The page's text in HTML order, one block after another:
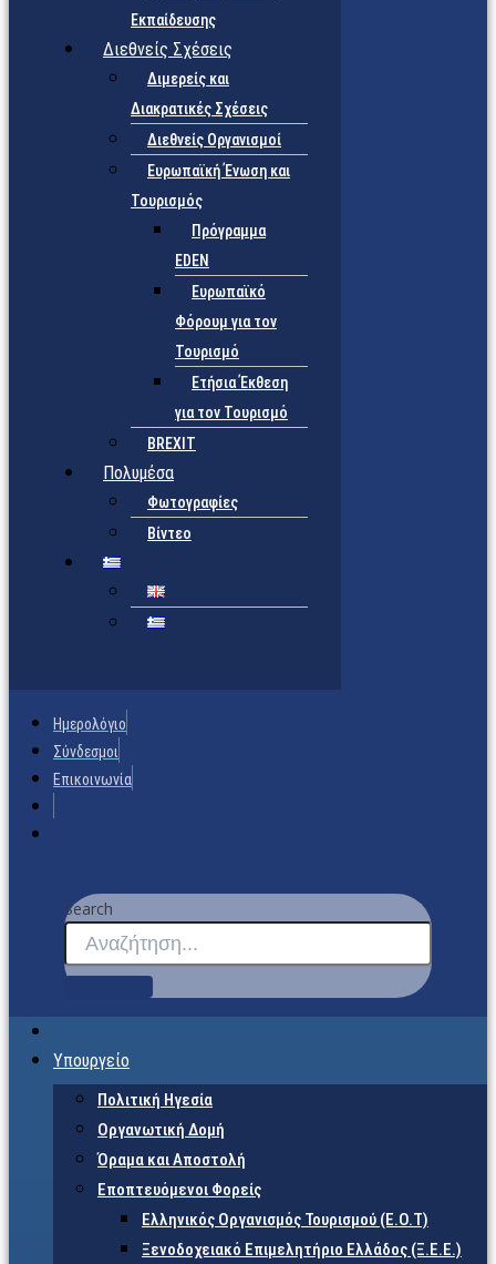
Εκπαίδευσης
Διεθνείς Σχέσεις
Διμερείς και
Διακρατικές Σχέσεις
Διεθνείς Οργανισμοί
Ευρωπαϊκή Ένωση και
Τουρισμός
Πρόγραμμα
EDEN
Ευρωπαϊκό
Φόρουμ για τον
Τουρισμό
Ετήσια Έκθεση
για τον Τουρισμό
BREXIT
Πολυμέσα
Φωτογραφίες
Βίντεο
Ημερολόγιο
Σύνδεσμοι
Επικοινωνία
Search
Υπουργείο
Πολιτική Ηγεσία
Οργανωτική Δομή
Όραμα και Αποστολή
Εποπτευόμενοι Φορείς
Eλληνικός Οργανισμός Τουρισμού (Ε.Ο.Τ)
Ξενοδοχειακό Επιμελητήριο Ελλάδος (Ξ.Ε.Ε.)